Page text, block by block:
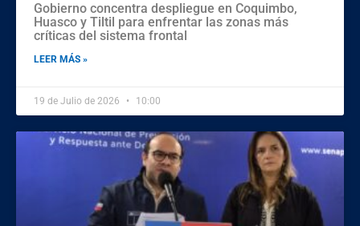
Gobierno concentra despliegue en Coquimbo,
Huasco y Tiltil para enfrentar las zonas más
críticas del sistema frontal
LEER MÁS »
19 de Julio de 2026 10:00